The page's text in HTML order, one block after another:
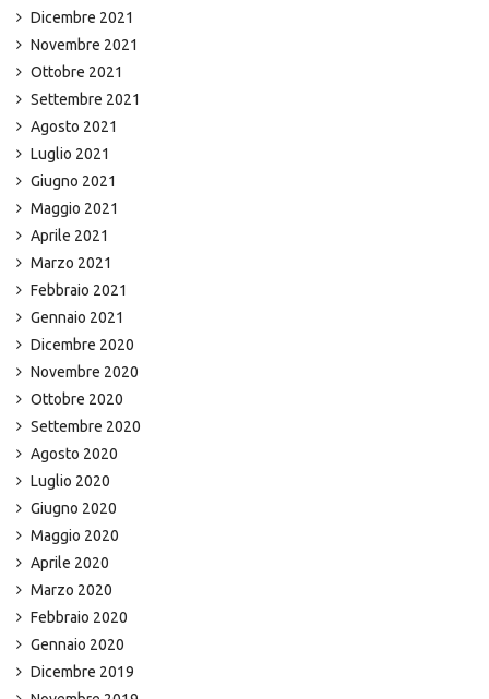
Dicembre 2021
Novembre 2021
Ottobre 2021
Settembre 2021
Agosto 2021
Luglio 2021
Giugno 2021
Maggio 2021
Aprile 2021
Marzo 2021
Febbraio 2021
Gennaio 2021
Dicembre 2020
Novembre 2020
Ottobre 2020
Settembre 2020
Agosto 2020
Luglio 2020
Giugno 2020
Maggio 2020
Aprile 2020
Marzo 2020
Febbraio 2020
Gennaio 2020
Dicembre 2019